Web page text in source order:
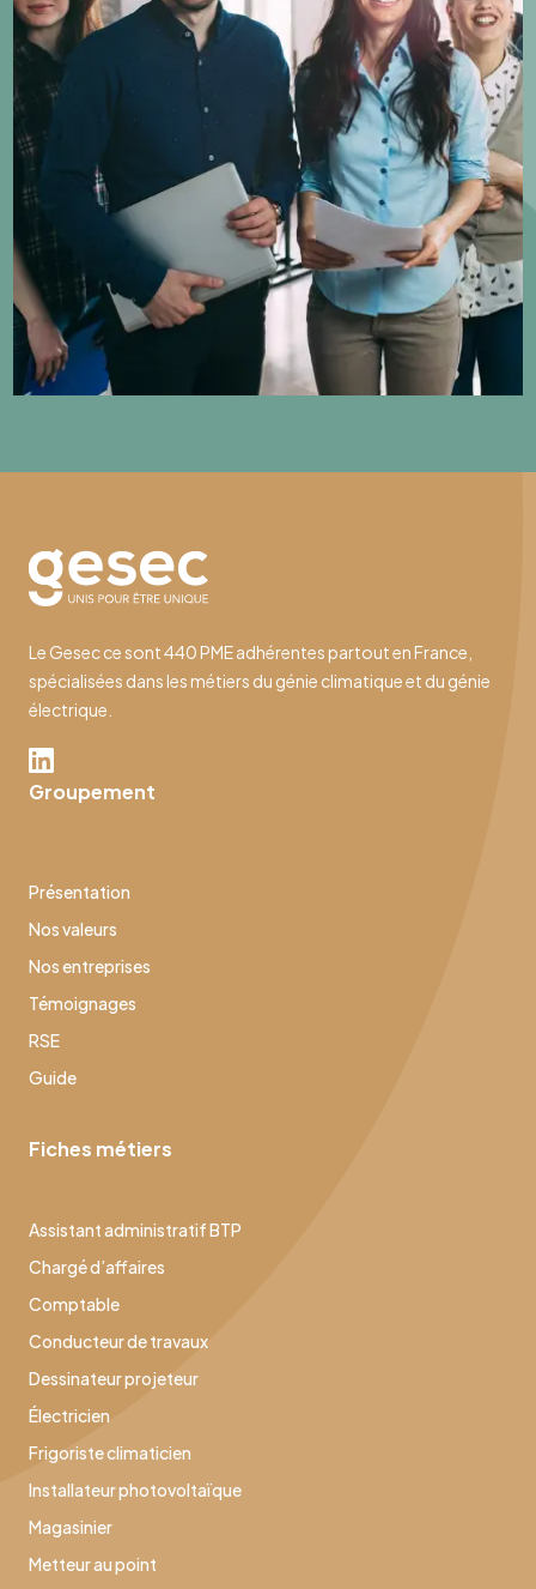
Le Gesec ce sont 440 PME adhérentes partout en France,
spécialisées dans les métiers du génie climatique et du génie
électrique.
Groupement
Présentation
Nos valeurs
Nos entreprises
Témoignages
RSE
Guide
Fiches métiers
Assistant administratif BTP
Chargé d’affaires
Comptable
Conducteur de travaux
Dessinateur projeteur
Électricien
Frigoriste climaticien
Installateur photovoltaïque
Magasinier
Metteur au point